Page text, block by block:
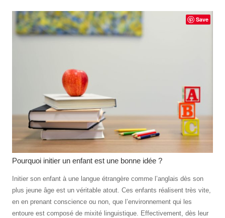
Save
Pourquoi initier un enfant est une bonne idée ?
Initier son enfant à une langue étrangère comme l’anglais dès son
plus jeune âge est un véritable atout. Ces enfants réalisent très vite,
en en prenant conscience ou non, que l’environnement qui les
entoure est composé de mixité linguistique. Effectivement, dès leur